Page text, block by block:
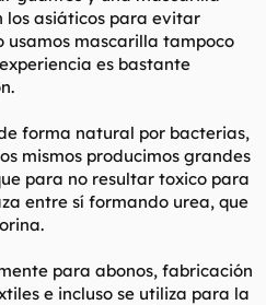
los asiáticos para evitar
usamos mascarilla tampoco
es bastante
forma natural por bacterias,
mismos producimos grandes
para no resultar toxico para
entre sí formando urea, que
para abonos, fabricación
e incluso se utiliza para la